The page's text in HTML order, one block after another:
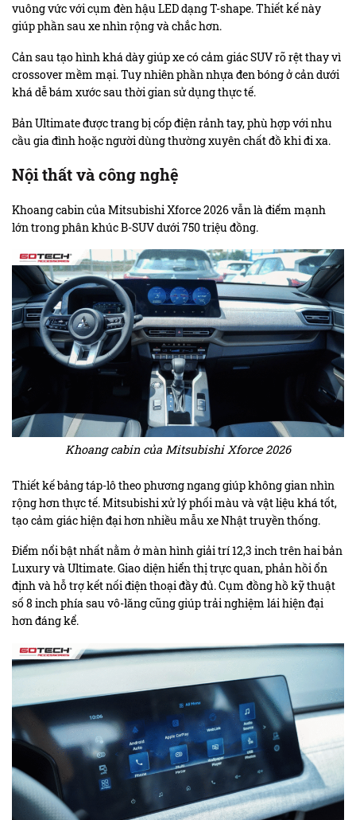
vuông vức với cụm đèn hậu LED dạng T-shape. Thiết kế này
giúp phần sau xe nhìn rộng và chắc hơn.
Cản sau tạo hình khá dày giúp xe có cảm giác SUV rõ rệt thay vì
crossover mềm mại. Tuy nhiên phần nhựa đen bóng ở cản dưới
khá dễ bám xước sau thời gian sử dụng thực tế.
Bản Ultimate được trang bị cốp điện rảnh tay, phù hợp với nhu
cầu gia đình hoặc người dùng thường xuyên chất đồ khi đi xa.
Nội thất và công nghệ
Khoang cabin của Mitsubishi Xforce 2026 vẫn là điểm mạnh
lớn trong phân khúc B-SUV dưới 750 triệu đồng.
Khoang cabin của Mitsubishi Xforce 2026
Thiết kế bảng táp-lô theo phương ngang giúp không gian nhìn
rộng hơn thực tế. Mitsubishi xử lý phối màu và vật liệu khá tốt,
tạo cảm giác hiện đại hơn nhiều mẫu xe Nhật truyền thống.
Điểm nổi bật nhất nằm ở màn hình giải trí 12,3 inch trên hai bản
Luxury và Ultimate. Giao diện hiển thị trực quan, phản hồi ổn
định và hỗ trợ kết nối điện thoại đầy đủ. Cụm đồng hồ kỹ thuật
số 8 inch phía sau vô-lăng cũng giúp trải nghiệm lái hiện đại
hơn đáng kể.